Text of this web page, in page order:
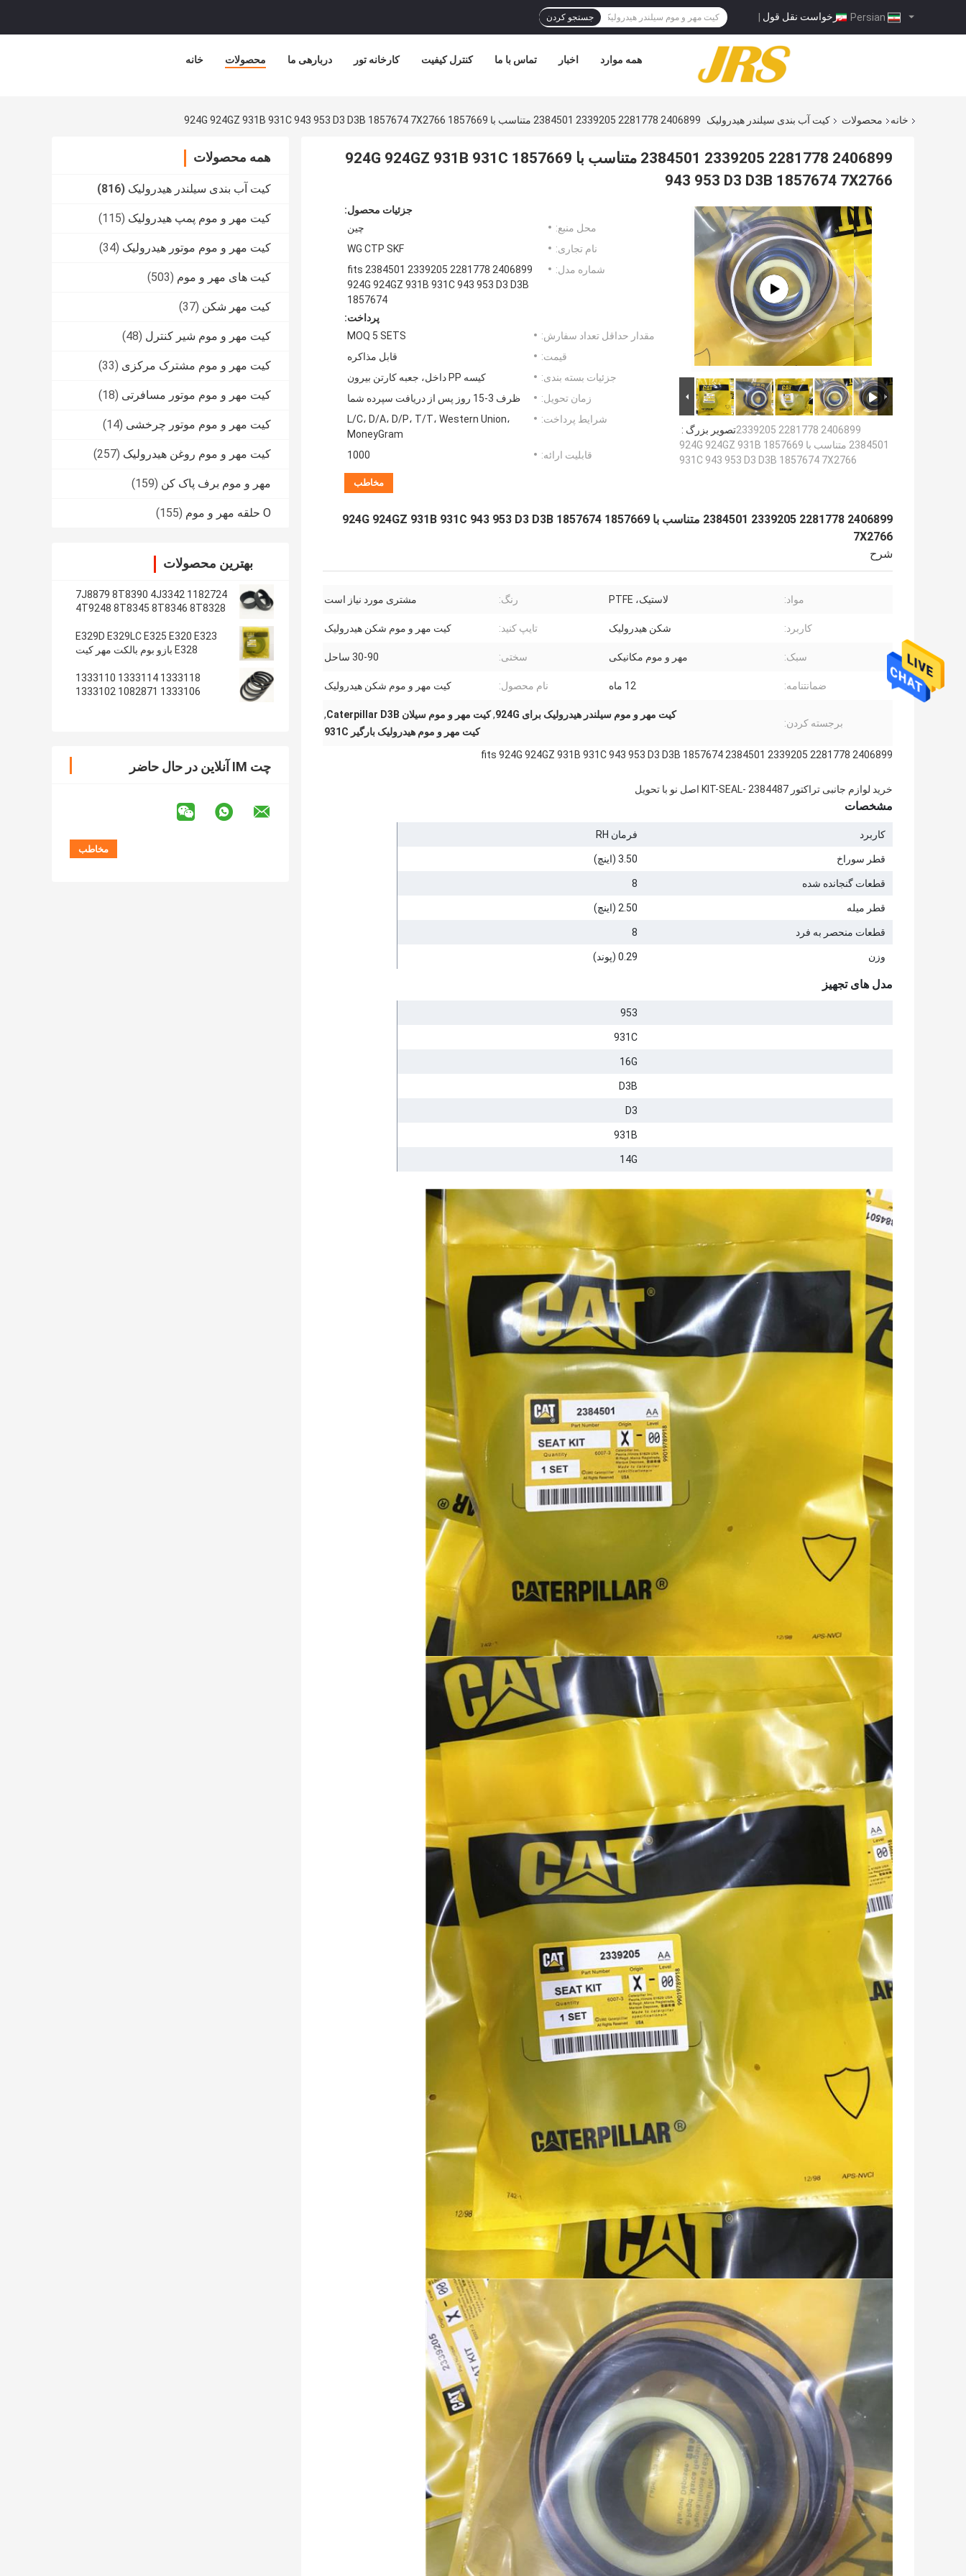
درخواست نقل قول | جستجو کردن
خانه محصولات دربارهی ما کارخانه تور کنترل کیفیت تماس با ما اخبار همه موارد
خانه محصولات کیت آب بندی سیلندر هیدرولیک 2406899 2281778 2339205 2384501 متناسب با 1857669 924G 924GZ 931B 931C 943 953 D3 D3B 1857674 7X2766
همه محصولات
کیت آب بندی سیلندر هیدرولیک (816)
کیت مهر و موم پمپ هیدرولیک (115)
کیت مهر و موم موتور هیدرولیک (34)
کیت های مهر و موم (503)
کیت مهر شکن (37)
کیت مهر و موم شیر کنترل (48)
کیت مهر و موم مشترک مرکزی (33)
کیت مهر و موم موتور مسافرتی (18)
کیت مهر و موم موتور چرخشی (14)
کیت مهر و موم روغن هیدرولیک (257)
مهر و موم برف پاک کن (159)
O حلقه مهر و موم (155)
بهترین محصولات
1182724 7J8879 8T8390 4J3342
4T9248 8T8345 8T8346 8T8328
E329D E329LC E325 E320 E323
E328 بازو بوم بالکت مهر کیت
1333118 1333114 1333110
1333106 1082871 1333102
چت IM آنلاین در حال حاضر
2406899 2281778 2339205 2384501 متناسب با 1857669 924G 924GZ 931B 931C
943 953 D3 D3B 1857674 7X2766
تصویر بزرگ :2406899 2281778 2339205
2384501 متناسب با 1857669 924G 924GZ 931B
931C 943 953 D3 D3B 1857674 7X2766
جزئیات محصول:
محل منبع:
چین
نام تجاری:
WG CTP SKF
شماره مدل:
2406899 2281778 2339205 2384501 fits
924G 924GZ 931B 931C 943 953 D3 D3B
1857674
پرداخت:
مقدار حداقل تعداد سفارش:
MOQ 5 SETS
قیمت:
قابل مذاکره
جزئیات بسته بندی:
کیسه PP داخل، جعبه کارتن بیرون
زمان تحویل:
ظرف 3-15 روز پس از دریافت سپرده شما
شرایط پرداخت:
L/C، D/A، D/P، T/T، Western Union،
MoneyGram
قابلیت ارائه:
1000
مخاطب
2406899 2281778 2339205 2384501 متناسب با 1857669 924G 924GZ 931B 931C 943 953 D3 D3B 1857674
7X2766
شرح
مواد: لاستیک، PTFE رنگ: مشتری مورد نیاز است
کاربرد: شکن هیدرولیک تایپ کنید: کیت مهر و موم شکن هیدرولیک
سبک: مهر و موم مکانیکی سختی: 30-90 ساحل
ضمانتنامه: 12 ماه نام محصول: کیت مهر و موم شکن هیدرولیک
برجسته کردن:
کیت مهر و موم سیلندر هیدرولیک برای 924G ,کیت مهر و موم سیلان Caterpillar D3B
,
کیت مهر و موم هیدرولیک بارگیر 931C
2406899 2281778 2339205 2384501 fits 924G 924GZ 931B 931C 943 953 D3 D3B 1857674
خرید لوازم جانبی تراکتور KIT-SEAL- 2384487 اصل نو با تحویل
مشخصات
کاربرد فرمان RH
قطر سوراخ 3.50 (اینچ)
قطعات گنجانده شده 8
قطر میله 2.50 (اینچ)
قطعات منحصر به فرد 8
وزن 0.29 (پوند)
مدل های تجهیز
953
931C
16G
D3B
D3
931B
14G